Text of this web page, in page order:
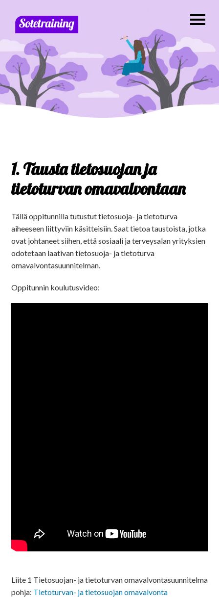
1. Tausta tietosuojan ja
tietoturvan omavalvontaan
Tällä oppitunnilla tutustut tietosuoja- ja tietoturva
aiheeseen liittyviin käsitteisiin. Saat tietoa taustoista, jotka
ovat johtaneet siihen, että sosiaali ja terveysalan yrityksien
odotetaan laativan tietosuoja- ja tietoturva
omavalvontasuunnitelman.
Oppitunnin koulutusvideo:
Liite 1 Tietosuojan- ja tietoturvan omavalvontasuunnitelma
pohja: Tietoturvan- ja tietosuojan omavalvonta